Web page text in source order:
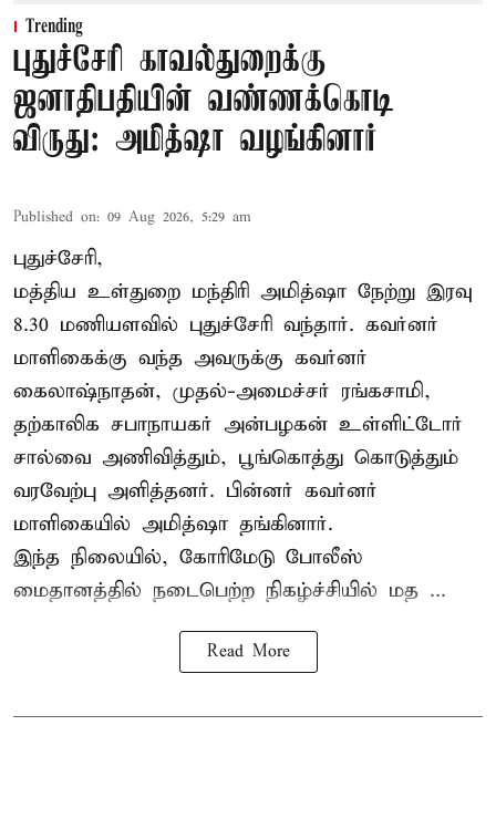
Trending
புதுச்சேரி காவல்துறைக்கு
ஜனாதிபதியின் வண்ணக்கொடி
விருது: அமித்ஷா வழங்கினார்
Published on: 09 Aug 2026, 5:29 am
புதுச்சேரி,
மத்திய உள்துறை மந்திரி அமித்ஷா நேற்று இரவு
8.30 மணியளவில் புதுச்சேரி வந்தார். கவர்னர்
மாளிகைக்கு வந்த அவருக்கு கவர்னர்
கைலாஷ்நாதன், முதல்-அமைச்சர் ரங்கசாமி,
தற்காலிக சபாநாயகர் அன்பழகன் உள்ளிட்டோர்
சால்வை அணிவித்தும், பூங்கொத்து கொடுத்தும்
வரவேற்பு அளித்தனர். பின்னர் கவர்னர்
மாளிகையில் அமித்ஷா தங்கினார்.
இந்த நிலையில், கோரிமேடு போலீஸ்
மைதானத்தில் நடைபெற்ற நிகழ்ச்சியில் மத ...
Read More